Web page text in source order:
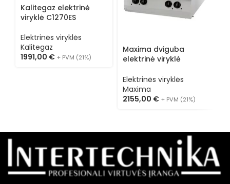
Kalitegaz elektrinė
viryklė C1270ES
Elektrinės viryklės
Kalitegaz
1991,00 € + PVM (21%)
Maxima dviguba
elektrinė viryklė
Elektrinės viryklės
Maxima
2155,00 € + PVM (21%)